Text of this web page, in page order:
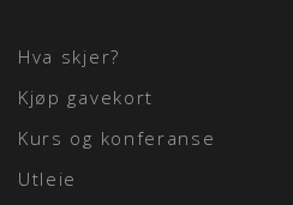
Hva skjer?
Kjøp gavekort
Kurs og konferanse
Utleie